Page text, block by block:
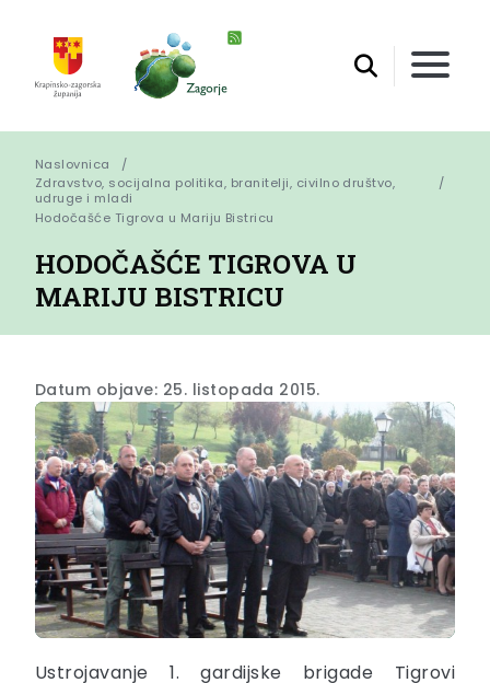
Naslovnica
Zdravstvo, socijalna politika, branitelji, civilno društvo,
udruge i mladi
Hodočašće Tigrova u Mariju Bistricu
HODOČAŠĆE TIGROVA U
MARIJU BISTRICU
Datum objave: 25. listopada 2015.
Ustrojavanje 1. gardijske brigade Tigrovi